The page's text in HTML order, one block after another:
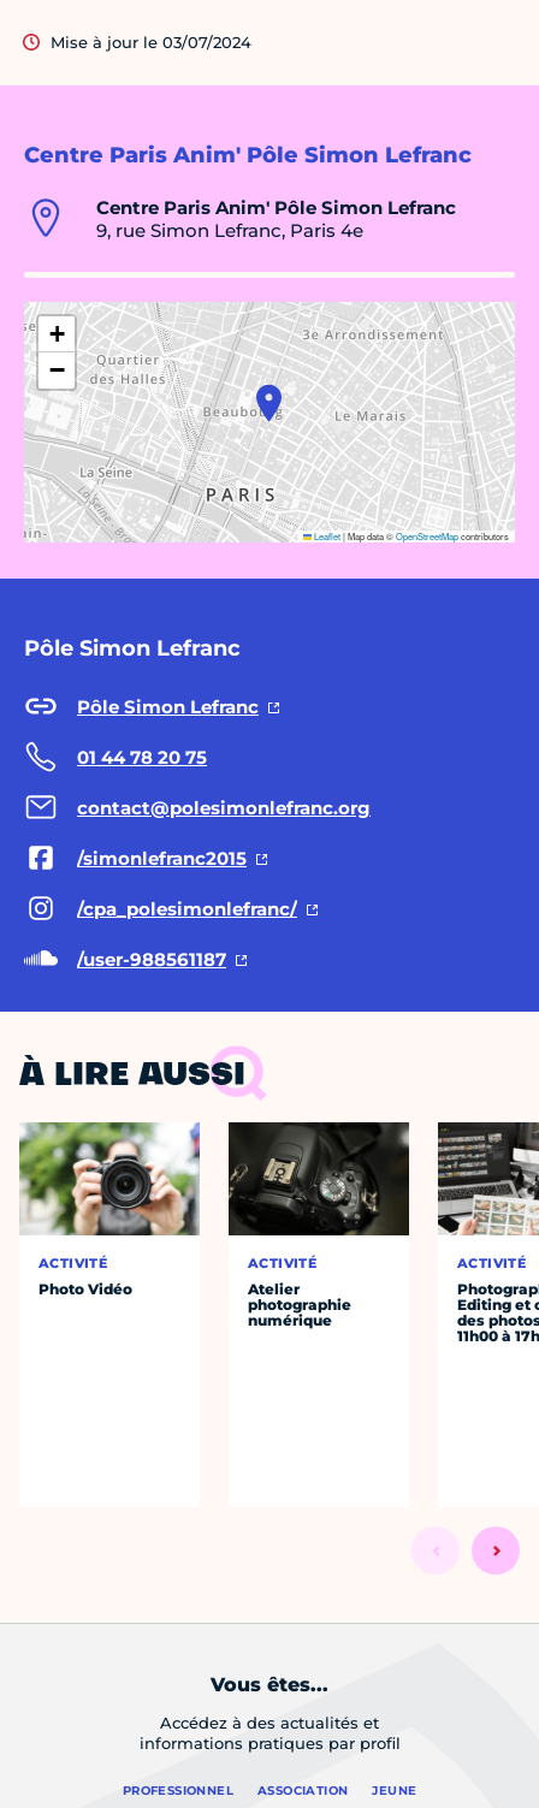
Centre Paris Anim' Pôle Simon Lefranc
Centre Paris Anim' Pôle Simon Lefranc
9, rue Simon Lefranc, Paris 4e
+
−
Leaflet|Map data ©OpenStreetMapcontributors
Pôle Simon Lefranc
Pôle Simon Lefranc
01 44 78 20 75
contact@polesimonlefranc.org
/simonlefranc2015
/cpa_polesimonlefranc/
/user-988561187
Mise à jour le 03/07/2024
À LIRE AUSSI
ACTIVITÉ
Photo Vidéo
ACTIVITÉ
Atelier
photographie
numérique
ACTIVITÉ
Editing et
des
11h00 à
Vous êtes...
Accédez à des actualités et
informations pratiques par profil
PROFESSIONNEL ASSOCIATION JEUNE